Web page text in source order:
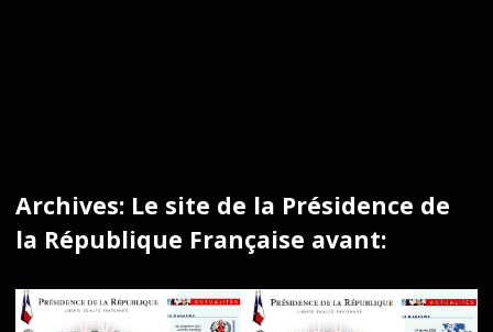
Archives: Le site de la Présidence de
la République Française avant: